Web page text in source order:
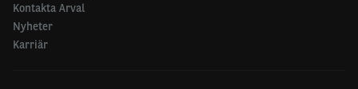
Kontakta Arval
Nyheter
Karriär